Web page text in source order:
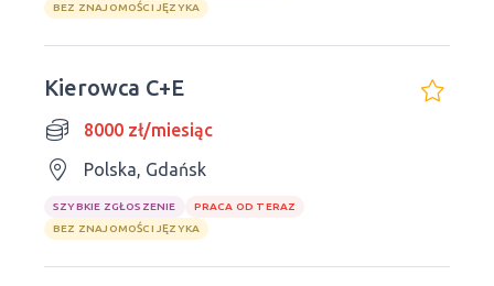
BEZ ZNAJOMOŚCI JĘZYKA
Kierowca C+E
8000 zł/miesiąc
Polska, Gdańsk
SZYBKIE ZGŁOSZENIE
PRACA OD TERAZ
BEZ ZNAJOMOŚCI JĘZYKA